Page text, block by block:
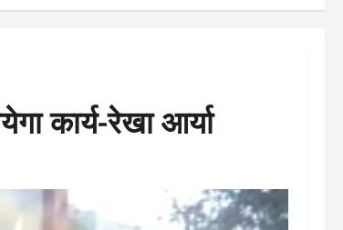
कार्य-रेखा आर्या